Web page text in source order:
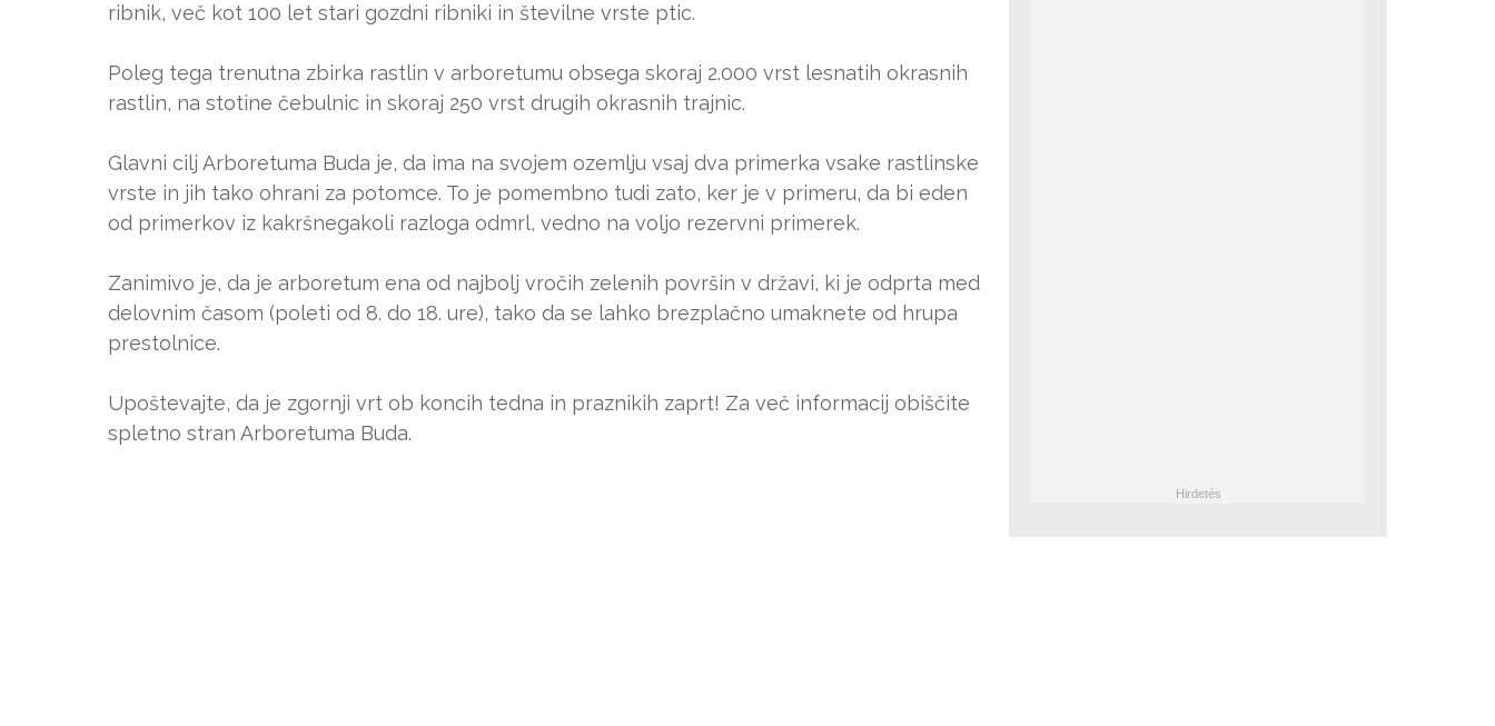
ribnik, več kot 100 let stari gozdni ribniki in številne vrste ptic.
Poleg tega trenutna zbirka rastlin v arboretumu obsega skoraj 2.000 vrst lesnatih okrasnih
rastlin, na stotine čebulnic in skoraj 250 vrst drugih okrasnih trajnic.
Glavni cilj Arboretuma Buda je, da ima na svojem ozemlju vsaj dva primerka vsake rastlinske
vrste in jih tako ohrani za potomce. To je pomembno tudi zato, ker je v primeru, da bi eden
od primerkov iz kakršnegakoli razloga odmrl, vedno na voljo rezervni primerek.
Zanimivo je, da je arboretum ena od najbolj vročih zelenih površin v državi, ki je odprta med
delovnim časom (poleti od 8. do 18. ure), tako da se lahko brezplačno umaknete od hrupa
prestolnice.
Upoštevajte, da je zgornji vrt ob koncih tedna in praznikih zaprt! Za več informacij obiščite
spletno stran Arboretuma Buda.